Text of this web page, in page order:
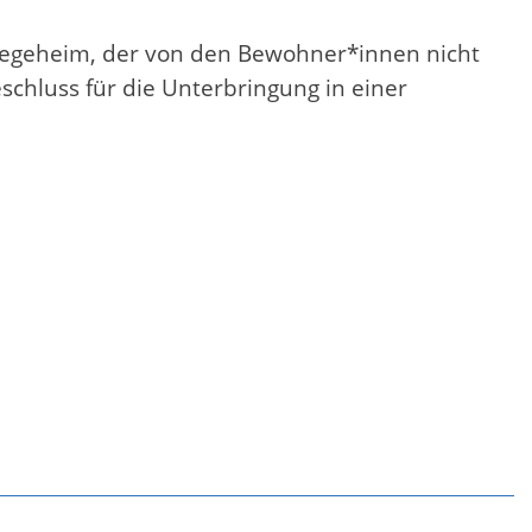
der von den Bewohner*innen nicht
für die Unterbringung in einer